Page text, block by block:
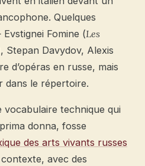
Quelques
Fomine (Les
Stepan Davydov, Alexis
d’opéras en russe, mais
dans le répertoire.
vocabulaire technique qui
donna, fosse
des arts vivants russes
avec des